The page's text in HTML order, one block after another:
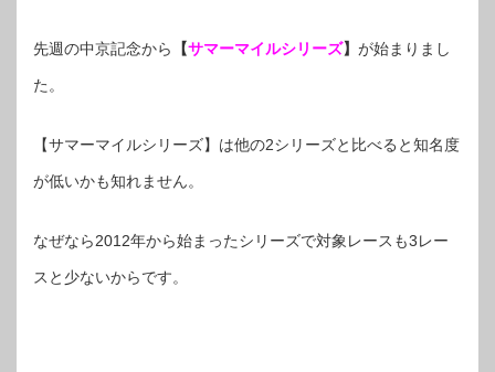
先週の中京記念から 【サマーマイルシリーズ】 が始まりまし
た。
【サマーマイルシリーズ】は他の2シリーズと比べると知名度
が低いかも知れません。
なぜなら2012年から始まったシリーズで対象レースも3レー
スと少ないからです。